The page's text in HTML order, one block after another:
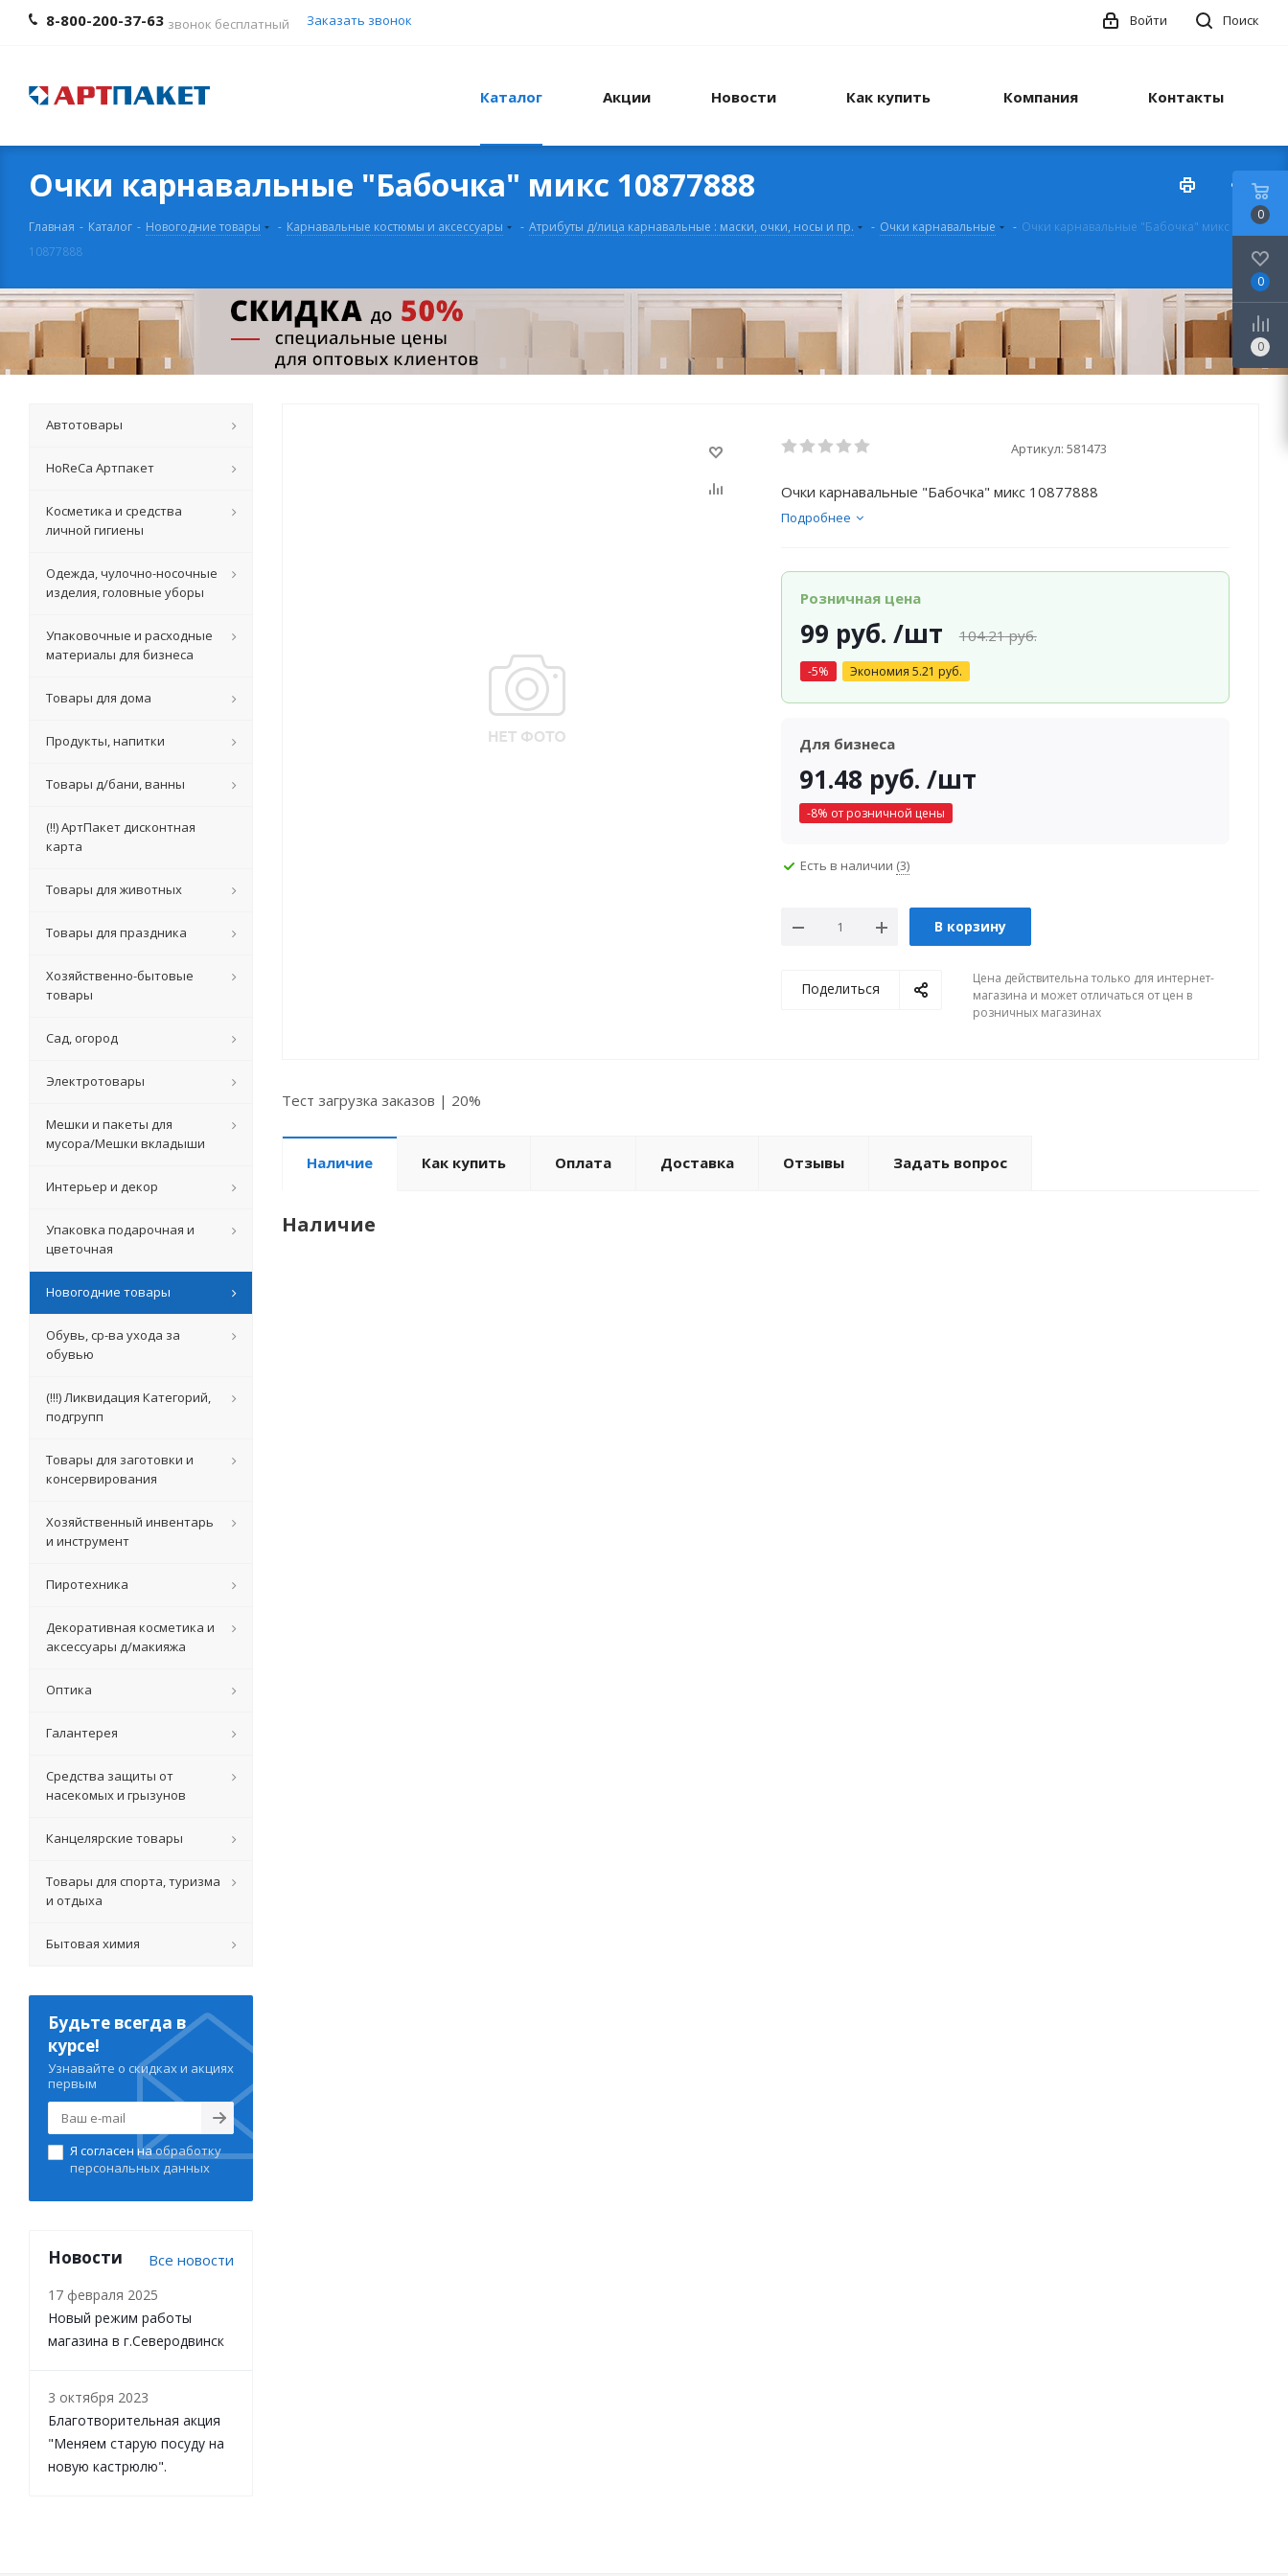
8-800-200-37-63 звонок бесплатный Заказать звонок Поиск
Войти
Каталог Акции Новости Как купить Компания Контакты
Очки карнавальные "Бабочка" микс 10877888
Главная - Каталог - Новогодние товары - Карнавальные костюмы и аксессуары - Атрибуты д/лица карнавальные : маски, очки, носы и пр. - Очки карнавальные - Очки карнавальные "Бабочка" микс
10877888
Артикул: 581473
Очки карнавальные "Бабочка" микс 10877888
Подробнее
Розничная цена
99 руб. /шт 104.21руб.
-5% Экономия 5.21 руб.
Для бизнеса
91.48 руб. /шт
-8% от розничной цены
Есть в наличии (3)
В корзину
Поделиться
Цена действительна только для интернет-
магазина и может отличаться от цен в
розничных магазинах
Тест загрузка заказов | 20%
Наличие Как купить Оплата Доставка Отзывы Задать вопрос
Наличие
Автотовары
HoReCa Артпакет
Косметика и средства
личной гигиены
Одежда, чулочно-носочные
изделия, головные уборы
Упаковочные и расходные
материалы для бизнеса
Товары для дома
Продукты, напитки
Товары д/бани, ванны
(!!) АртПакет дисконтная
карта
Товары для животных
Товары для праздника
Хозяйственно-бытовые
товары
Сад, огород
Электротовары
Мешки и пакеты для
мусора/Мешки вкладыши
Интерьер и декор
Упаковка подарочная и
цветочная
Новогодние товары
Обувь, ср-ва ухода за
обувью
(!!!) Ликвидация Категорий,
подгрупп
Товары для заготовки и
консервирования
Хозяйственный инвентарь
и инструмент
Пиротехника
Декоративная косметика и
аксессуары д/макияжа
Оптика
Галантерея
Средства защиты от
насекомых и грызунов
Канцелярские товары
Товары для спорта, туризма
и отдыха
Бытовая химия
Будьте всегда в
курсе!
Узнавайте о скидках и акциях
первым
Я согласен наобработку
персональных данных
Новости Все новости
17 февраля 2025
Новый режим работы
магазина в г.Северодвинск
3 октября 2023
Благотворительная акция
"Меняем старую посуду на
новую кастрюлю".
0
0
0